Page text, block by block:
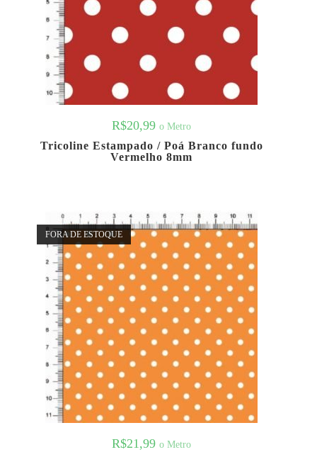
R$20,99 o Metro
Tricoline Estampado / Poá Branco fundo
Vermelho 8mm
FORA DE ESTOQUE
R$21,99 o Metro